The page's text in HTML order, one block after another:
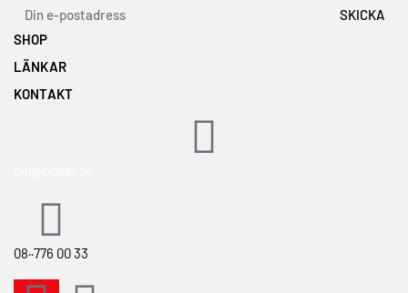
08··776 00 33
SHOP
Topplistan
Min önskelista
LÄNKAR
Våra hudvårdsserier
KONTAKT